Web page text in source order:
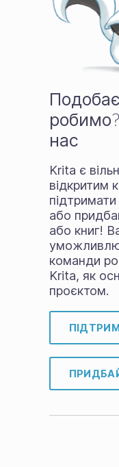
нас
Krita є
відкритим
або
або книг!
команди
Krita, як
проєктом.